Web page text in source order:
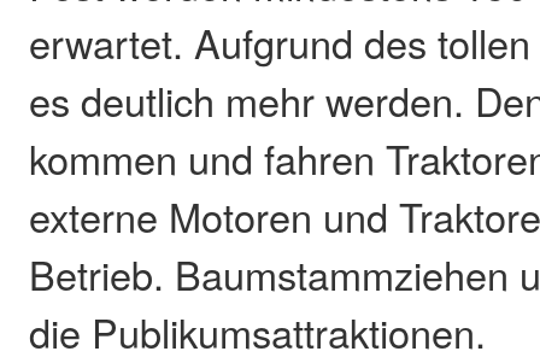
erwartet. Aufgrund des
es deutlich mehr werden.
kommen und fahren
externe Motoren und
Betrieb. Baumstammziehen
die Publikumsattraktionen.